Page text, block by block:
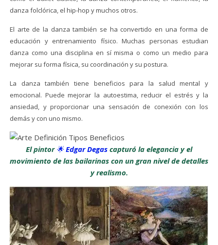
danza folclórica, el hip-hop y muchos otros.
El arte de la danza también se ha convertido en una forma de
educación y entrenamiento físico. Muchas personas estudian
danza como una disciplina en sí misma o como un medio para
mejorar su forma física, su coordinación y su postura.
La danza también tiene beneficios para la salud mental y
emocional. Puede mejorar la autoestima, reducir el estrés y la
ansiedad, y proporcionar una sensación de conexión con los
demás y con uno mismo.
El pintor🌟 Edgar Degas capturó la elegancia y el
movimiento de las bailarinas con un gran nivel de detalles
y realismo.